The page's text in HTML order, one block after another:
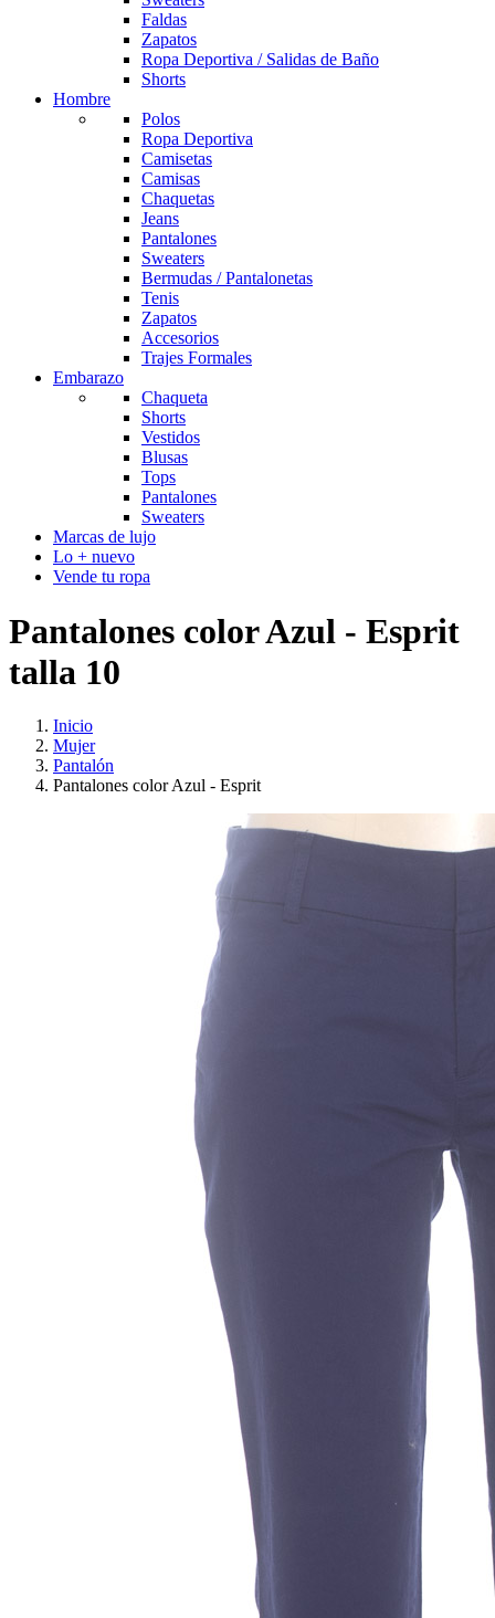
Faldas
Zapatos
Ropa Deportiva / Salidas de Baño
Shorts
Hombre
Polos
Ropa Deportiva
Camisetas
Camisas
Chaquetas
Jeans
Pantalones
Sweaters
Bermudas / Pantalonetas
Tenis
Zapatos
Accesorios
Trajes Formales
Embarazo
Chaqueta
Shorts
Vestidos
Blusas
Tops
Pantalones
Sweaters
Marcas de lujo
Lo + nuevo
Vende tu ropa
Pantalones color Azul - Esprit
talla 10
Inicio
Mujer
Pantalón
Pantalones color Azul - Esprit